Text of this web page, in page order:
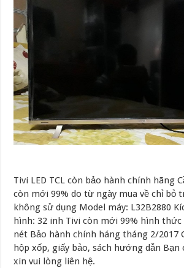
Tivi LED TCL còn bảo hành chính hãng
còn mới 99% do từ ngày mua về chỉ bỏ
không sử dụng Model máy: L32B2880
hình: 32 inh Tivi còn mới 99% hình thức
nét Bảo hành chính háng tháng 2/2017
hộp xốp, giấy bảo, sách hướng dẫn Bạn
xin vui lòng liên hệ.